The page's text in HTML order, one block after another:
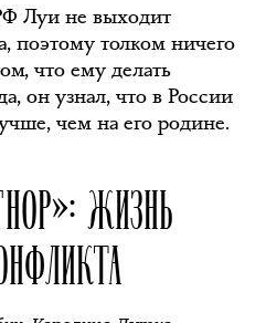
Луи не выходит
поэтому толком ничего
что ему делать
он узнал, что в России
чем на его родине.
ЖИЗНЬ